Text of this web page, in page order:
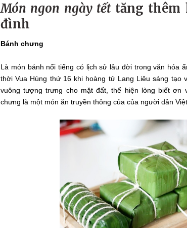
Món ngon ngày tếttăng thêm
đình
Bánh chưng
Là món bánh nổi tiếng có lịch sử lâu đời trong văn hóa
thời Vua Hùng thứ 16 khi hoàng tử Lang Liêu sáng tạo
vuông tượng trưng cho mặt đất, thể hiện lòng biết ơn
chưng là một món ăn truyền thông của của người dân Việt